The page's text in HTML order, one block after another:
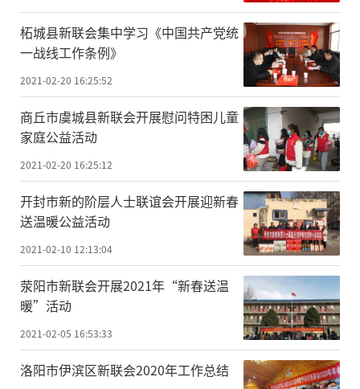
柘城县新联会集中学习《中国共产党统
一战线工作条例》
2021-02-20 16:25:52
商丘市虞城县新联会开展慰问特困儿童
家庭公益活动
2021-02-20 16:25:12
开封市新的阶层人士联谊会开展迎新春
送温暖公益活动
2021-02-10 12:13:04
荥阳市新联会开展2021年“新春送温
暖”活动
2021-02-05 16:53:33
洛阳市伊滨区新联会2020年工作总结